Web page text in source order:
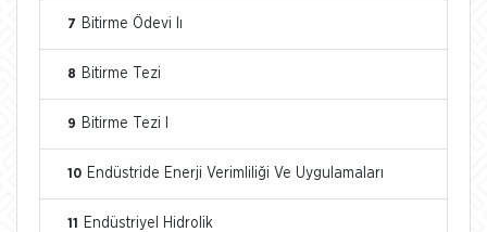
7 Bitirme Ödevi Iı
8 Bitirme Tezi
9 Bitirme Tezi I
10 Endüstride Enerji Verimliliği Ve Uygulamaları
11 Endüstriyel Hidrolik